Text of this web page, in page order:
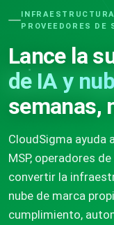
PROVEEDORES DE
Lance la
de IA y
semanas,
CloudSigma ayuda
MSP, operadores
convertir la
nube de marca
cumplimiento,